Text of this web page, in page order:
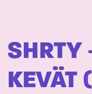
SHRTY
KEVÄT